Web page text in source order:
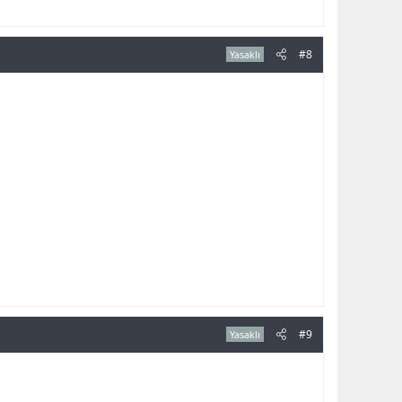
Yasaklı #8
Yasaklı #9